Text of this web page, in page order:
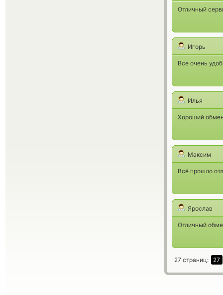
Отличный
Игорь
Все очень
Илья
Хороший
Максим
Всё прошло
Ярослав
Отличный
27 страниц: 27